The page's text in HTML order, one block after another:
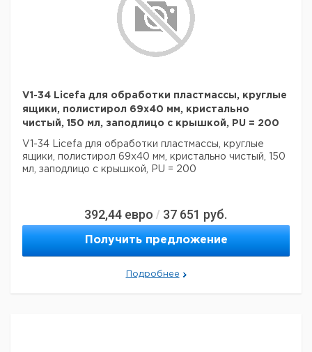
V1-34 Licefa для обработки пластмассы, круглые
ящики, полистирол 69x40 мм, кристально
чистый, 150 мл, заподлицо с крышкой, PU = 200
V1-34 Licefa для обработки пластмассы, круглые
ящики, полистирол 69x40 мм, кристально чистый, 150
мл, заподлицо с крышкой, PU = 200
392,44 евро / 37 651 руб.
Получить предложение
Подробнее